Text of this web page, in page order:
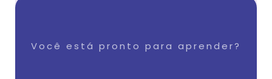
Você está pronto para aprender?